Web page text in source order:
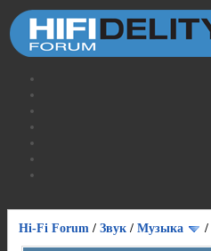
Hi-Fi Forum / Звук / Музыка /